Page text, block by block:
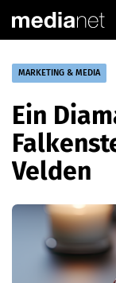
MARKETING & MEDIA
Ein
Velden